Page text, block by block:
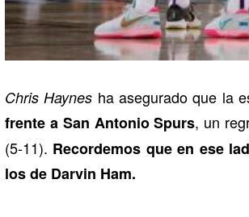
Chris Haynes ha asegurado que la
frente a San Antonio Spurs, un
(5-11). Recordemos que en ese
los de Darvin Ham.